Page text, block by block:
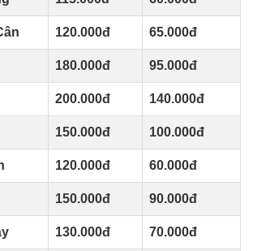
120.000đ 65.000đ
180.000đ 95.000đ
200.000đ 140.000đ
150.000đ 100.000đ
120.000đ 60.000đ
150.000đ 90.000đ
130.000đ 70.000đ